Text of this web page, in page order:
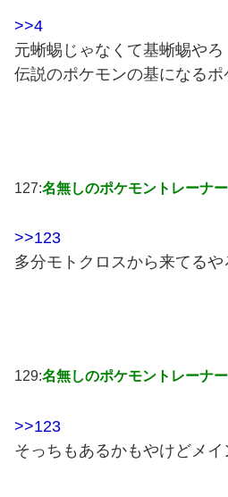
>>4
元蜥蜴じゃなくて基蜥蜴やろ
伝説のポケモンの基になる
127:名無しのポケモントレーナー
>>123
多分モトクロスから来てるや
129:名無しのポケモントレーナー
>>123
そっちもあるかもやけどメ